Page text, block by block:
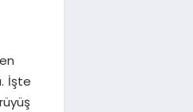
İşte